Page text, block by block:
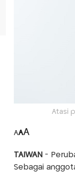
Atasi
AAA
TAIWAN -
Sebagai